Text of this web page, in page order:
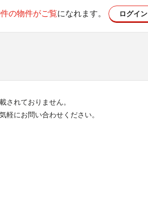
の物件がご覧になれます。 ログイン
されておりません。
軽にお問い合わせください。